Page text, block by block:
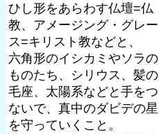
ひし形をあらわす仏壇=仏
教、アメージング・グレー
ス=キリスト教などと、
六角形のイシカミやソラの
ものたち、シリウス、髪の
毛座、太陽系などと手をつ
ないで、真中のダビデの星
を守っていくこと。